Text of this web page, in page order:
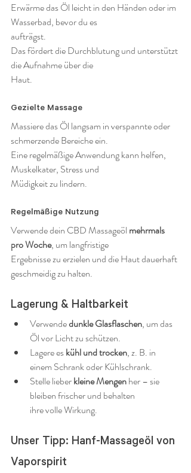
Erwärme das Öl leicht in den Händen oder im
Wasserbad, bevor du es
aufträgst.
Das fördert die Durchblutung und unterstützt
die Aufnahme über die
Haut.
Gezielte Massage
Massiere das Öl langsam in verspannte oder
schmerzende Bereiche ein.
Eine regelmäßige Anwendung kann helfen,
Muskelkater, Stress und
Müdigkeit zu lindern.
Regelmäßige Nutzung
Verwende dein CBD Massageöl mehrmals
pro Woche, um langfristige
Ergebnisse zu erzielen und die Haut dauerhaft
geschmeidig zu halten.
Lagerung & Haltbarkeit
Verwende dunkle Glasflaschen, um das
Öl vor Licht zu schützen.
Lagere es kühl und trocken, z. B. in
einem Schrank oder Kühlschrank.
Stelle lieber kleine Mengen her – sie
bleiben frischer und behalten
ihre volle Wirkung.
Unser Tipp: Hanf-Massageöl von
Vaporspirit